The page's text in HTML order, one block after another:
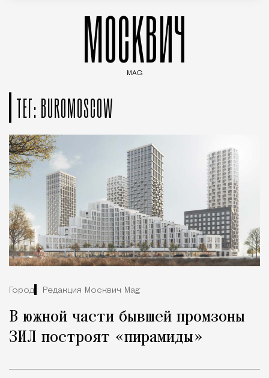
МОСКВИЧ
MAG
ТЕГ: BUROMOSCOW
Город Редакция Москвич Mag
В южной части бывшей промзоны
ЗИЛ построят «пирамиды»